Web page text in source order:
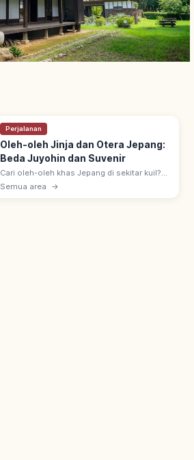
Perjalanan
Oleh-oleh Jinja dan Otera Jepang:
Beda Juyohin dan Suvenir
Cari oleh-oleh khas Jepang di sekitar kuil?
Kenali perbedaan omamori dan suvenir
Semua area →